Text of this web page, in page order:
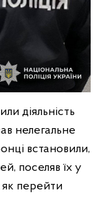
діяльність
нелегальне
встановили,
поселяв їх у
як перейти